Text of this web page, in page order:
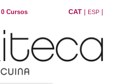
0 Cursos CAT | ESP |